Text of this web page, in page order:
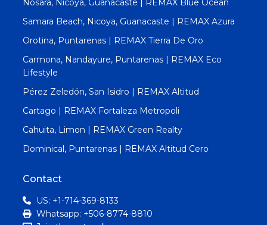
Nosara, Nicoya, Guanacaste | REMAX Blue Ocean
Samara Beach, Nicoya, Guanacaste | REMAX Azura
Orotina, Puntarenas | REMAX Tierra De Oro
Carmona, Nandayure, Puntarenas | REMAX Eco
Lifestyle
Pérez Zeledón, San Isidro | REMAX Altitud
Cartago | REMAX Fortaleza Metropoli
Cahuita, Limon | REMAX Green Realty
Dominical, Puntarenas | REMAX Altitud Cero
Contact
US: +1-714-369-8133
Whatsapp: +506-8774-8810